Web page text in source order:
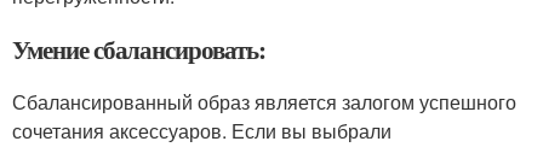
Умение сбалансировать:
Сбалансированный образ является залогом успешного
сочетания аксессуаров. Если вы выбрали